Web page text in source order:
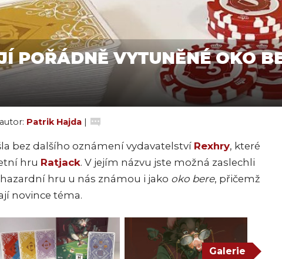
POŘÁDNĚ VYTUNĚNÉ OKO
Patrik Hajda |
bez dalšího oznámení vydavatelství Rexhry, které
hru Ratjack. V jejím názvu jste možná zaslechli
hru u nás známou i jako oko bere, přičemž
novince téma.
Galerie